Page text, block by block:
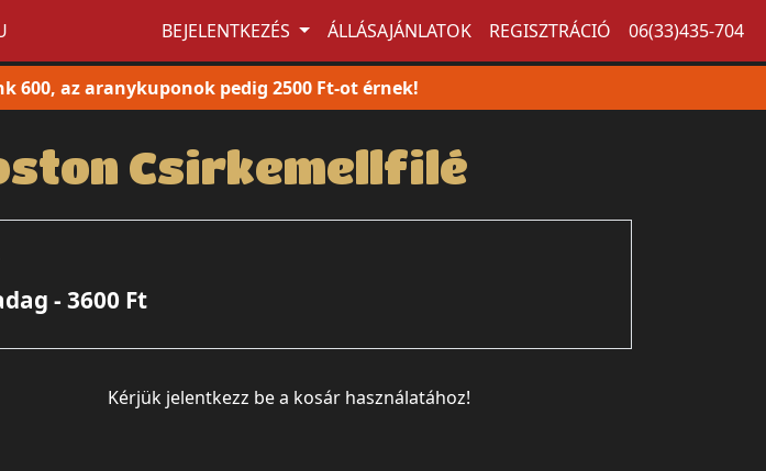
BEJELENTKEZÉS ÁLLÁSAJÁNLATOK REGISZTRÁCIÓ 06(33)435-704
600, az aranykuponok pedig 2500 Ft-ot érnek!
Csirkemellfilé
- 3600 Ft
Kérjük jelentkezz be a kosár használatához!